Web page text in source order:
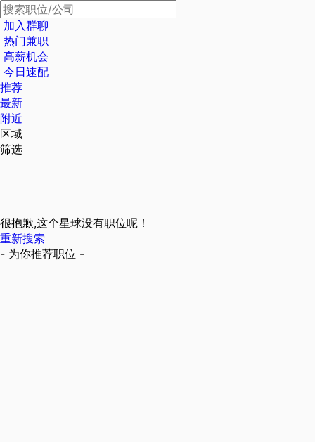
加入群聊
热门兼职
高薪机会
今日速配
推荐
最新
附近
区域
筛选
很抱歉,这个星球没有职位呢！
重新搜索
- 为你推荐职位 -